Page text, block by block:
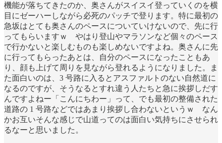
機能が落ちてきたのか、奥さんがスイスイ登っていくのを横
目にゼーハーしながら必死のパッチで登ります。特に最初の
急坂はとても奥さんのペースについていけないので、先に行
ってもらいますｗ やはり登山やマラソンなど個々のペース
で行かないと楽しむものも楽しめないですよね。奥さんに先
に行ってもらったあとは、自分のペースになったこともあ
り、顔も上げて周りを見ながら登れるようになりました。ま
た面白いのは、3 号路に入るとアスファルトのない自然道に
なるのですが、そうなるとすれ違う人たちと急に挨拶しだす
んですよねー「こんにちわー」って、でも最初の整備された
道路の 1 号路などではあまり挨拶し合わないというｗ なん
かお互いそんな感じで山道ってのは面白い気持ちにさせられ
るなーと思いました。